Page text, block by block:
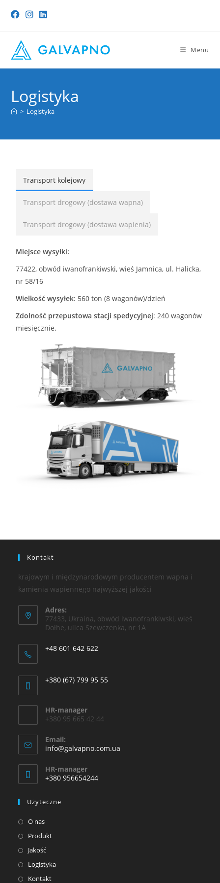
Menu
Logistyka
> Logistyka
Transport kolejowy
Transport drogowy (dostawa wapna)
Transport drogowy (dostawa wapienia)
Miejsce wysyłki:
77422, obwód iwanofrankiwski, wieś Jamnica, ul. Halicka,
nr 58/16
Wielkość wysyłek: 560 ton (8 wagonów)/dzień
Zdolność przepustowa stacji spedycyjnej: 240 wagonów
miesięcznie.
Kontakt
krajowym i międzynarodowym producentem wapna i
kamienia wapiennego najwyższej jakości
Adres:
77433, Ukraina, obwód iwanofrankiwski, wieś
Dołhe, ulica Szewczenka, nr 1А
+48 601 642 622
+380 (67) 799 95 55
HR-manager
+380 95 665 42 44
Email:
info@galvapno.com.ua
HR-manager
+380 956654244
Użyteczne
O nas
Produkt
Jakość
Logistyka
Kontakt